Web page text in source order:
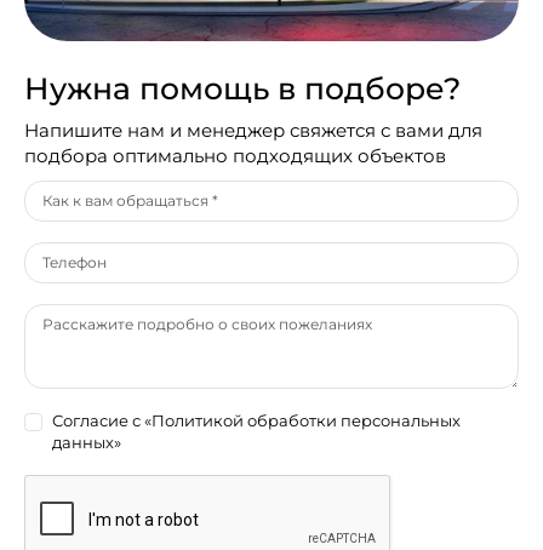
Нужна помощь в подборе?
Напишите нам и менеджер свяжется с вами для
подбора оптимально подходящих объектов
Согласие с«Политикой обработки персональных
данных»